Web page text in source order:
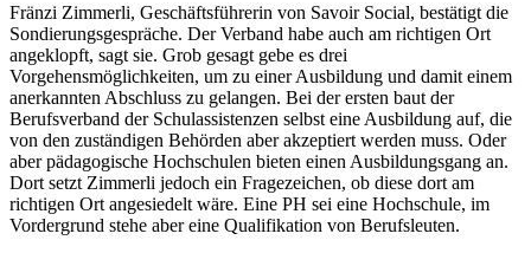
Fränzi Zimmerli, Geschäftsführerin von Savoir Social, bestätigt die
Sondierungsgespräche. Der Verband habe auch am richtigen Ort
angeklopft, sagt sie. Grob gesagt gebe es drei
Vorgehensmöglichkeiten, um zu einer Ausbildung und damit einem
anerkannten Abschluss zu gelangen. Bei der ersten baut der
Berufsverband der Schulassistenzen selbst eine Ausbildung auf, die
von den zuständigen Behörden aber akzeptiert werden muss. Oder
aber pädagogische Hochschulen bieten einen Ausbildungsgang an.
Dort setzt Zimmerli jedoch ein Fragezeichen, ob diese dort am
richtigen Ort angesiedelt wäre. Eine PH sei eine Hochschule, im
Vordergrund stehe aber eine Qualifikation von Berufsleuten.